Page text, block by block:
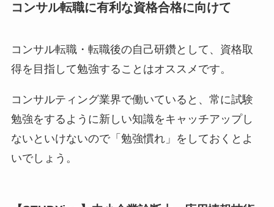
コンサル転職に有利な資格合格に向けて
コンサル転職・転職後の自己研鑽として、資格取
得を目指して勉強することはオススメです。
コンサルティング業界で働いていると、常に試験
勉強をするように新しい知識をキャッチアップし
ないといけないので「勉強慣れ」をしておくとよ
いでしょう。